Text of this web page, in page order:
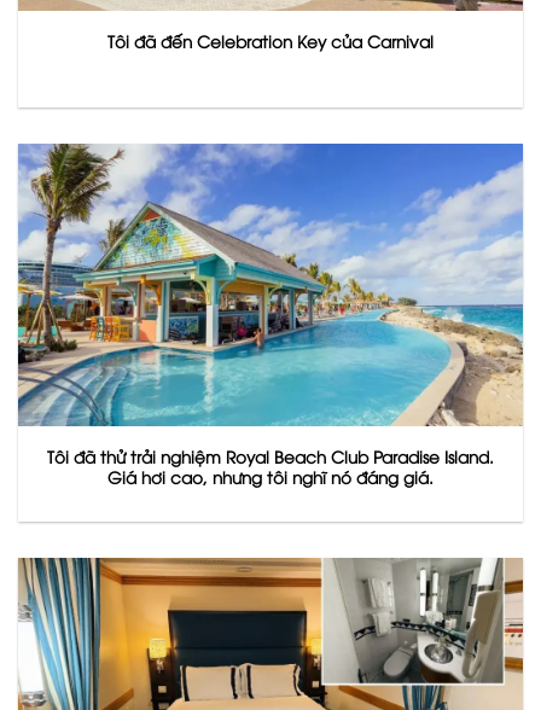
Tôi đã đến Celebration Key của Carnival
Tôi đã thử trải nghiệm Royal Beach Club Paradise Island.
Giá hơi cao, nhưng tôi nghĩ nó đáng giá.